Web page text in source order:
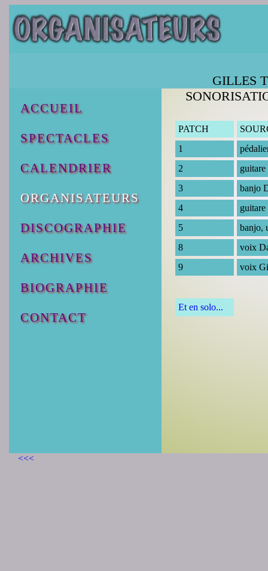
GILLES
PATCH
1
2
3
banjo
4
5
banjo,
8
voix
9
voix
Et en solo...
ACCUEIL
SPECTACLES
CALENDRIER
ORGANISATEURS
DISCOGRAPHIE
ARCHIVES
BIOGRAPHIE
CONTACT
<<<